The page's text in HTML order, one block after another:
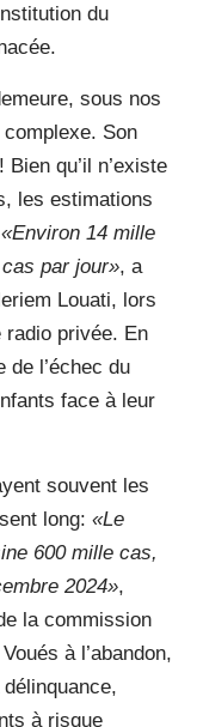
du
sous nos
Son
qu’il n’existe
les estimations
«Environ 14 mille
par jour», a
Louati, lors
radio privée. En
l’échec du
face à leur
souvent les
long: «Le
600 mille cas,
2024»,
la commission
à l’abandon,
à risque